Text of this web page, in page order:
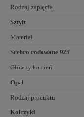
Rodzaj zapięcia
Sztyft
Materiał
Srebro rodowane 925
Główny kamień
Opal
Rodzaj produktu
Kolczyki